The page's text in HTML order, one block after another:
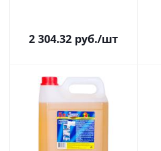
2 304.32 руб./шт